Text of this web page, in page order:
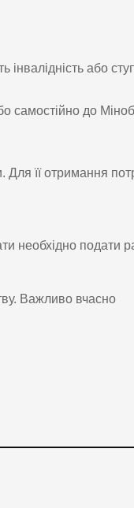
або
самостійно до
Для її отримання
необхідно подати
Важливо вчасно